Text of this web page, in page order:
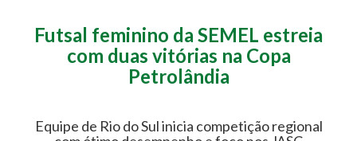
Futsal feminino da SEMEL estreia
com duas vitórias na Copa
Petrolândia
Equipe de Rio do Sul inicia competição regional